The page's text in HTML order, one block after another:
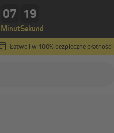
07
Minut
18
Sekund
Łatwe i w 100% bezpieczne płatności